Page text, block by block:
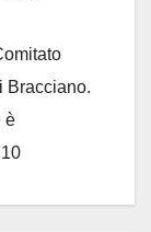
Bracciano.
è